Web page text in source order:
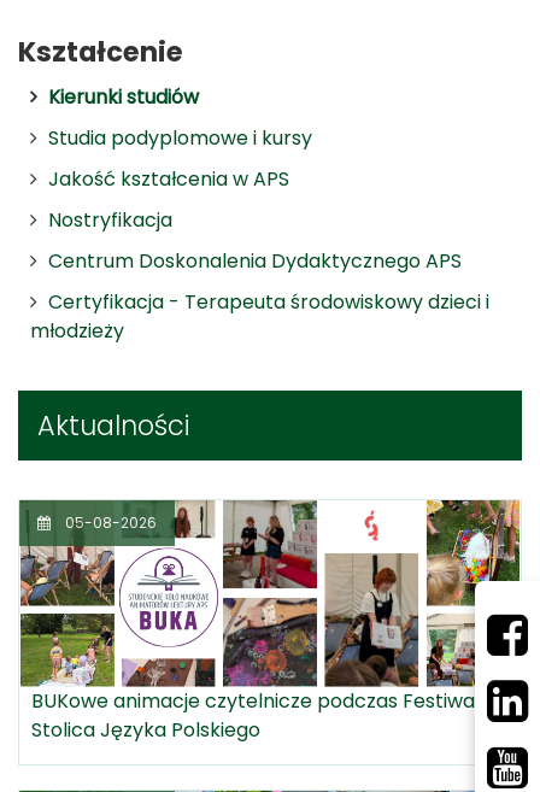
Kształcenie
Kierunki studiów
Studia podyplomowe i kursy
Jakość kształcenia w APS
Nostryfikacja
Centrum Doskonalenia Dydaktycznego APS
Certyfikacja - Terapeuta środowiskowy dzieci i
młodzieży
Aktualności
05-08-2026
BUKowe animacje czytelnicze podczas Festiwalu
Stolica Języka Polskiego